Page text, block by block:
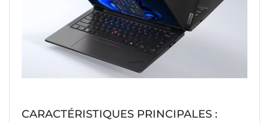
CARACTÉRISTIQUES PRINCIPALES :